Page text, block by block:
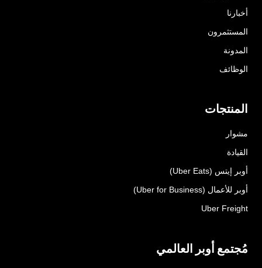
أخبارنا
المستثمرون
المدونة
الوظائف
المنتجات
مشوار
القيادة
أوبر إيتس (Uber Eats)
أوبر للأعمال (Uber for Business)
Uber Freight
مُجتمع أوبر العالمي